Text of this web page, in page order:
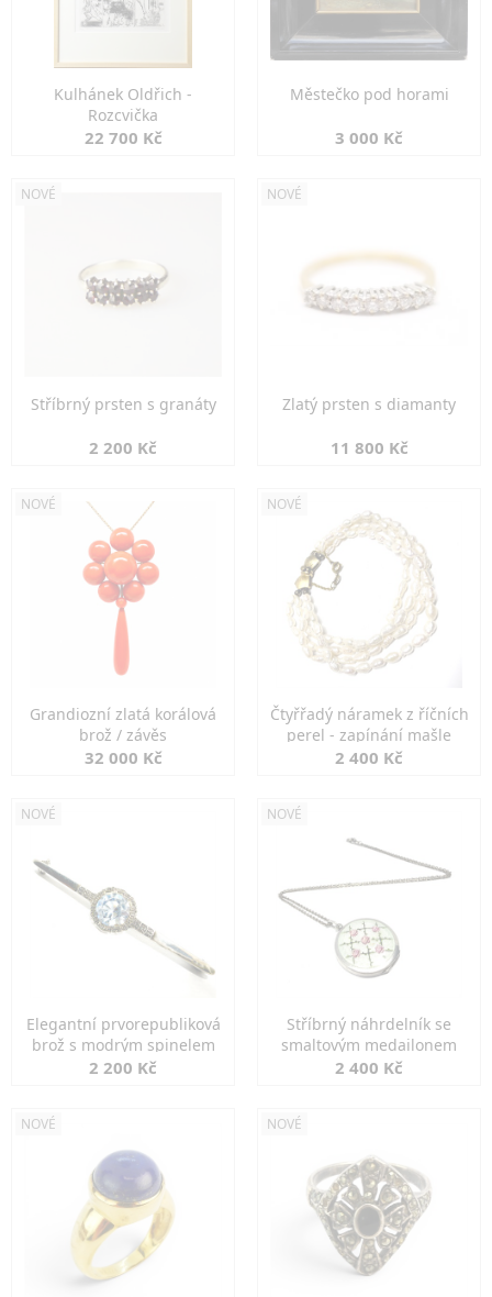
Kulhánek Oldřich -
Rozcvička
22 700 Kč
Městečko pod horami
3 000 Kč
NOVÉ
Stříbrný prsten s granáty
2 200 Kč
NOVÉ
Zlatý prsten s diamanty
11 800 Kč
NOVÉ
Grandiozní zlatá korálová
brož / závěs
32 000 Kč
NOVÉ
Čtyřřadý náramek z říčních
perel - zapínání mašle
2 400 Kč
NOVÉ
Elegantní prvorepubliková
brož s modrým spinelem
2 200 Kč
NOVÉ
Stříbrný náhrdelník se
smaltovým medailonem
2 400 Kč
NOVÉ NOVÉ